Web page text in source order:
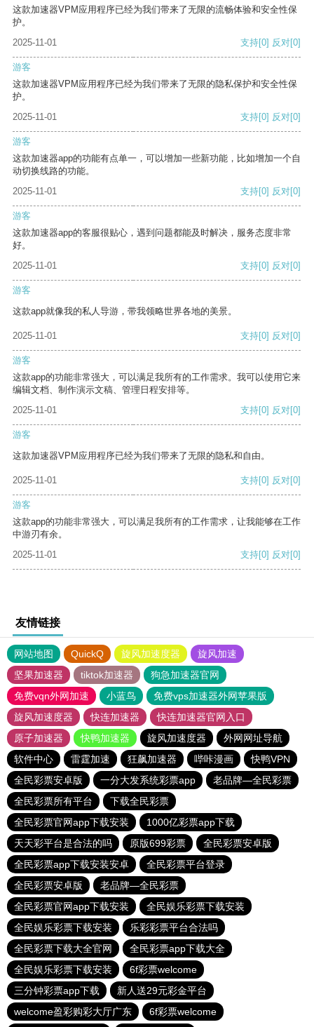
这款加速器VPM应用程序已经为我们带来了无限的流畅体验和安全性保
护。
2025-11-01
支持[0] 反对[0]
游客
这款加速器VPM应用程序已经为我们带来了无限的隐私保护和安全性保
护。
2025-11-01
支持[0] 反对[0]
游客
这款加速器app的功能有点单一，可以增加一些新功能，比如增加一个自
动切换线路的功能。
2025-11-01
支持[0] 反对[0]
游客
这款加速器app的客服很贴心，遇到问题都能及时解决，服务态度非常
好。
2025-11-01
支持[0] 反对[0]
游客
这款app就像我的私人导游，带我领略世界各地的美景。
2025-11-01 支持[0] 反对[0]
游客
这款app的功能非常强大，可以满足我所有的工作需求。我可以使用它来
编辑文档、制作演示文稿、管理日程安排等。
2025-11-01
支持[0] 反对[0]
游客
这款加速器VPM应用程序已经为我们带来了无限的隐私和自由。
2025-11-01 支持[0] 反对[0]
游客
这款app的功能非常强大，可以满足我所有的工作需求，让我能够在工作
中游刃有余。
2025-11-01
支持[0] 反对[0]
友情链接
网站地图 QuickQ 旋风加速度器
旋风加速
坚果加速器
tiktok加速器
狗急加速器官网
免费vqn外网加速
小蓝鸟
免费vps加速器外网苹果版
旋风加速度器
快连加速器
快连加速器官网入口
原子加速器
快鸭加速器 旋风加速度器
外网网址导航
软件中心
雷霆加速 狂飙加速器 哔咔漫画
快鸭VPN
全民彩票安卓版
一分大发系统彩票app
老品牌—全民彩票
全民彩票所有平台
下载全民彩票
全民彩票官网app下载安装
1000亿彩票app下载
天天彩平台是合法的吗
原版699彩票
全民彩票安卓版
全民彩票app下载安装安卓
全民彩票平台登录
全民彩票安卓版
老品牌—全民彩票
全民彩票官网app下载安装
全民娱乐彩票下载安装
全民娱乐彩票下载安装
乐彩彩票平台合法吗
全民彩票下载大全官网
全民彩票app下载大全
全民娱乐彩票下载安装
6f彩票welcome
三分钟彩票app下载
新人送29元彩金平台
welcome盈彩购彩大厅广东
6f彩票welcome